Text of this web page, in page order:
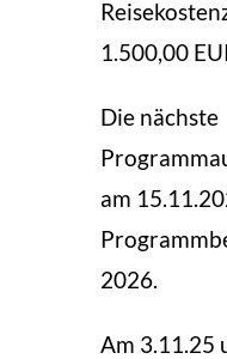
1.500,00
Die nächste
am
2026.
Am 3.11.25